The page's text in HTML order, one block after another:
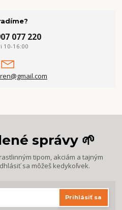
077 220
10-16:00
správy 🌱
tipom, akciám a tajným
sa môžeš kedykoľvek.
Prihlásiť sa